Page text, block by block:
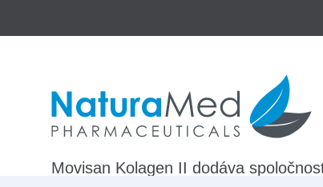
Movisan Kolagen II dodáva